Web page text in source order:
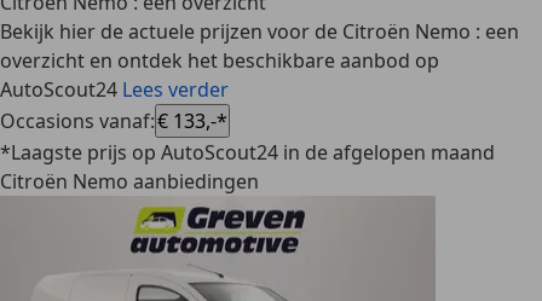
Bekijk hier de actuele prijzen voor de Citroën Nemo : een
overzicht en ontdek het beschikbare aanbod op
AutoScout24 Lees verder
Occasions vanaf:€ 133,-*
*Laagste prijs op AutoScout24 in de afgelopen maand
Citroën Nemo aanbiedingen